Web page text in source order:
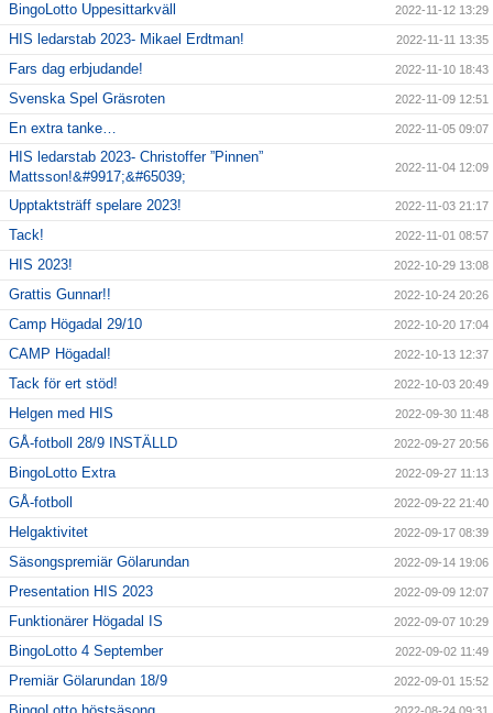
BingoLotto Uppesittarkväll 2022-11-12 13:29
HIS ledarstab 2023- Mikael Erdtman! 2022-11-11 13:35
Fars dag erbjudande! 2022-11-10 18:43
Svenska Spel Gräsroten 2022-11-09 12:51
En extra tanke… 2022-11-05 09:07
HIS ledarstab 2023- Christoffer ”Pinnen”
Mattsson!&#9917;&#65039;
2022-11-04 12:09
Upptaktsträff spelare 2023! 2022-11-03 21:17
Tack! 2022-11-01 08:57
HIS 2023! 2022-10-29 13:08
Grattis Gunnar!! 2022-10-24 20:26
Camp Högadal 29/10 2022-10-20 17:04
CAMP Högadal! 2022-10-13 12:37
Tack för ert stöd! 2022-10-03 20:49
Helgen med HIS 2022-09-30 11:48
GÅ-fotboll 28/9 INSTÄLLD 2022-09-27 20:56
BingoLotto Extra 2022-09-27 11:13
GÅ-fotboll 2022-09-22 21:40
Helgaktivitet 2022-09-17 08:39
Säsongspremiär Gölarundan 2022-09-14 19:06
Presentation HIS 2023 2022-09-09 12:07
Funktionärer Högadal IS 2022-09-07 10:29
BingoLotto 4 September 2022-09-02 11:49
Premiär Gölarundan 18/9 2022-09-01 15:52